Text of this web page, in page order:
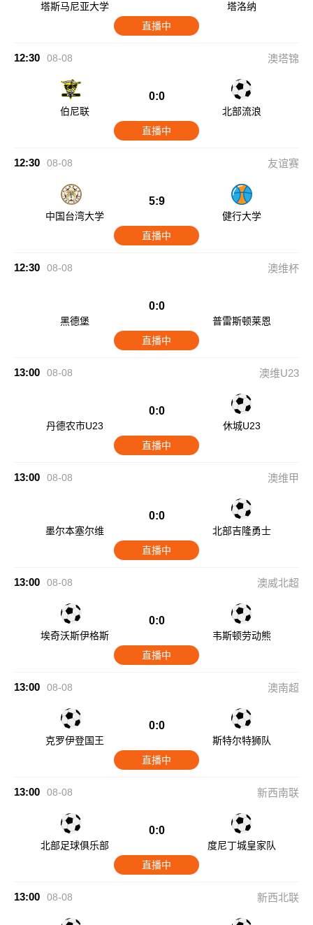
塔斯马尼亚大学
塔洛纳
直播中
12:30 08-08 澳塔锦
伯尼联
0:0
北部流浪
直播中
12:30 08-08 友谊赛
中国台湾大学
5:9
健行大学
直播中
12:30 08-08 澳维杯
黑德堡
0:0
普雷斯顿莱恩
直播中
13:00 08-08 澳维U23
丹德农市U23
0:0
休城U23
直播中
13:00 08-08 澳维甲
墨尔本塞尔维
0:0
北部吉隆勇士
直播中
13:00 08-08 澳威北超
埃奇沃斯伊格斯
0:0
韦斯顿劳动熊
直播中
13:00 08-08 澳南超
克罗伊登国王
0:0
斯特尔特狮队
直播中
13:00 08-08 新西南联
北部足球俱乐部
0:0
度尼丁城皇家队
直播中
13:00 08-08 新西北联